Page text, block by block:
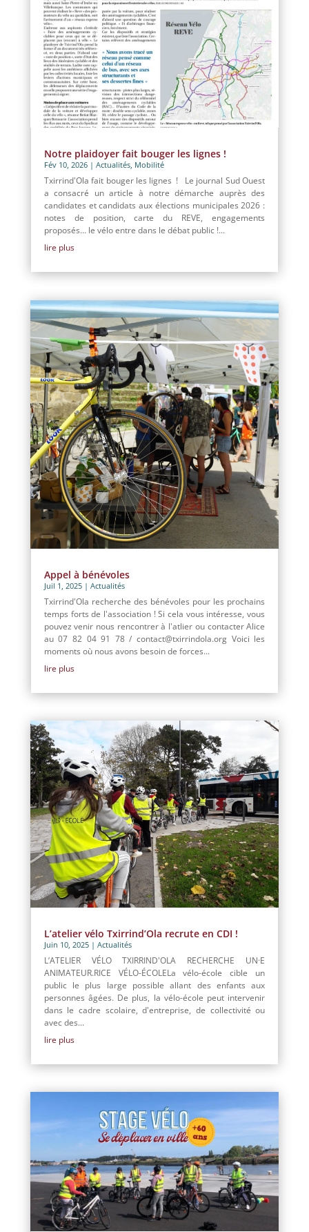
Notre plaidoyer fait bouger les lignes !
Fév 10, 2026| Actualités, Mobilité
Txirrind'Ola fait bouger les lignes ! Le journal Sud Ouest
a consacré un article à notre démarche auprès des
candidates et candidats aux élections municipales 2026 :
notes de position, carte du REVE, engagements
proposés… le vélo entre dans le débat public !...
lire plus
Appel à bénévoles
Juil 1, 2025| Actualités
Txirrind'Ola recherche des bénévoles pour les prochains
temps forts de l'association ! Si cela vous intéresse, vous
pouvez venir nous rencontrer à l'atlier ou contacter Alice
au 07 82 04 91 78 / contact@txirrindola.org Voici les
moments où nous avons besoin de forces...
lire plus
L’atelier vélo Txirrind’Ola recrute en CDI !
Juin 10, 2025| Actualités
L’ATELIER VÉLO TXIRRIND'OLA RECHERCHE UN·E
ANIMATEUR.RICE VÉLO-ÉCOLELa vélo-école cible un
public le plus large possible allant des enfants aux
personnes âgées. De plus, la vélo-école peut intervenir
dans le cadre scolaire, d'entreprise, de collectivité ou
avec des...
lire plus